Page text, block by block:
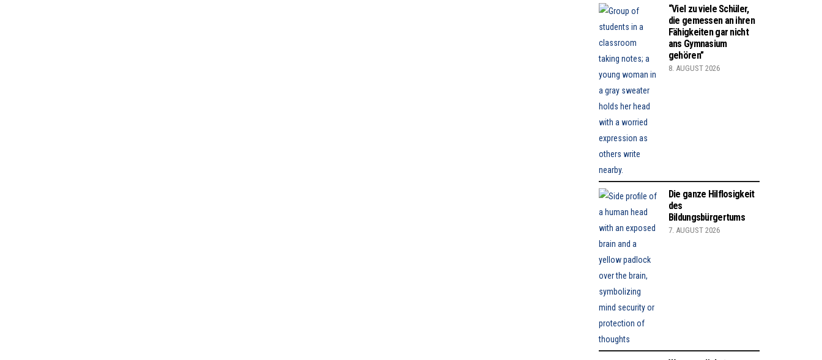
“Viel zu viele Schüler,
die gemessen an ihren
Fähigkeiten gar nicht
ans Gymnasium
gehören”
8. AUGUST 2026
Die ganze Hilflosigkeit
des
Bildungsbürgertums
7. AUGUST 2026